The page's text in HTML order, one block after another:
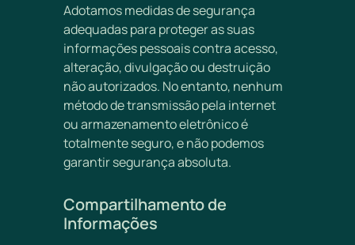
Adotamos medidas de segurança
adequadas para proteger as suas
informações pessoais contra acesso,
alteração, divulgação ou destruição
não autorizados. No entanto, nenhum
método de transmissão pela internet
ou armazenamento eletrônico é
totalmente seguro, e não podemos
garantir segurança absoluta.
Compartilhamento de
Informações